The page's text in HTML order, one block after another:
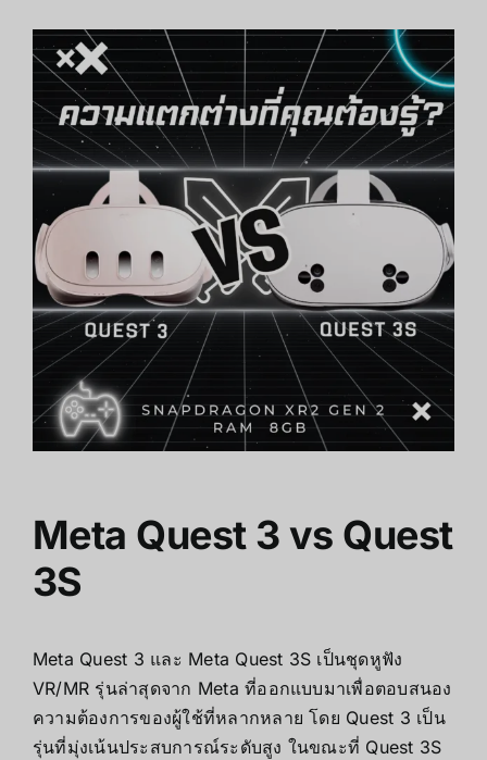
Meta Quest 3 vs Quest
3S
Meta Quest 3 และ Meta Quest 3S เป็นชุดหูฟัง
VR/MR รุ่นล่าสุดจาก Meta ที่ออกแบบมาเพื่อตอบสนอง
ความต้องการของผู้ใช้ที่หลากหลาย โดย Quest 3 เป็น
รุ่นที่มุ่งเน้นประสบการณ์ระดับสูง ในขณะที่ Quest 3S